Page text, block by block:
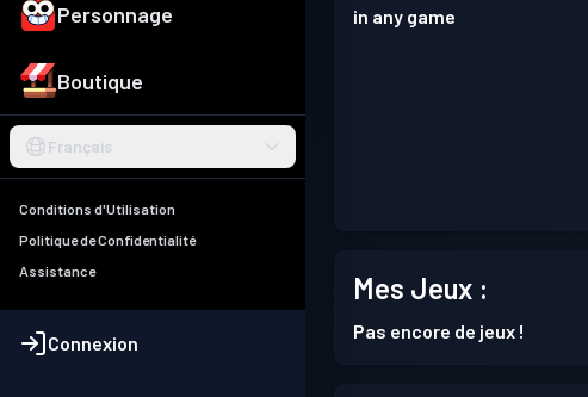
Personnage
Boutique
Français
Conditions d'Utilisation
Politique de Confidentialité
Assistance
Connexion
in any game
Mes Jeux :
Pas encore de jeux !